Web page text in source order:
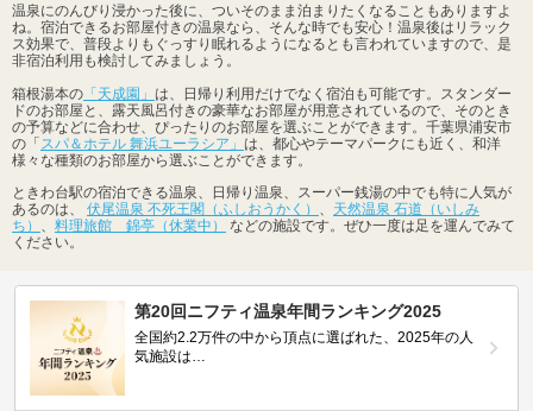
温泉にのんびり浸かった後に、ついそのまま泊まりたくなることもありますよ
ね。宿泊できるお部屋付きの温泉なら、そんな時でも安心！温泉後はリラック
ス効果で、普段よりもぐっすり眠れるようになるとも言われていますので、是
非宿泊利用も検討してみましょう。
箱根湯本の 「天成園」 は、日帰り利用だけでなく宿泊も可能です。スタンダー
ドのお部屋と、露天風呂付きの豪華なお部屋が用意されているので、そのとき
の予算などに合わせ、ぴったりのお部屋を選ぶことができます。千葉県浦安市
の「 スパ＆ホテル 舞浜ユーラシア」 は、都心やテーマパークにも近く、和洋
様々な種類のお部屋から選ぶことができます。
ときわ台駅の宿泊できる温泉、日帰り温泉、スーパー銭湯の中でも特に人気が
あるのは、 伏尾温泉 不死王閣（ふしおうかく） 、 天然温泉 石道（いしみ
ち） 、 料理旅館 錦亭（休業中）
などの施設です。ぜひ一度は足を運んでみて
ください。
第20回ニフティ温泉年間ランキング2025
全国約2.2万件の中から頂点に選ばれた、2025年の人
気施設は…